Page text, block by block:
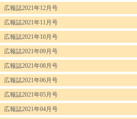
広報誌2021年12月号
広報誌2021年11月号
広報誌2021年10月号
広報誌2021年09月号
広報誌2021年08月号
広報誌2021年06月号
広報誌2021年05月号
広報誌2021年04月号